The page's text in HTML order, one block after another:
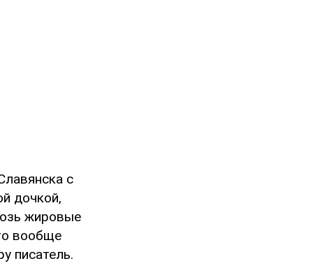
с
дочкой,
жировые
вообще
писатель.